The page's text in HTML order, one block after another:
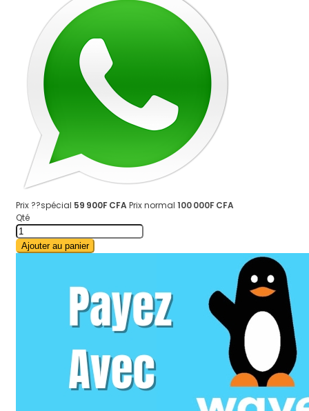
Prix ??spécial 59 900F CFAPrix normal 100 000F CFA
Qté
Ajouter au panier